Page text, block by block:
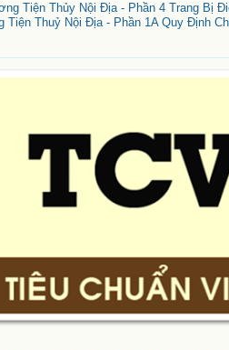
Tiện Thủy Nội Địa - Phần 4 Trang Bị
Tiện Thuỷ Nội Địa - Phần 1A Quy Định